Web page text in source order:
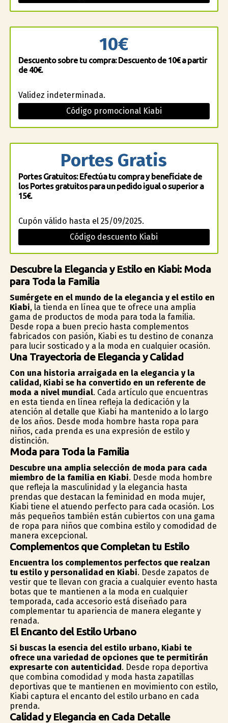
10€
Descuento sobre tu compra: Descuento de 10€ a partir
de 40€.
Validez indeterminada.
Código promocional Kiabi
Portes Gratis
Portes Gratuitos: Efectúa tu compra y benefíciate de
los Portes gratuitos para un pedido igual o superior a
15€.
Cupón válido hasta el 25/09/2025.
Código descuento Kiabi
Descubre la Elegancia y Estilo en Kiabi: Moda
para Toda la Familia
Sumérgete en el mundo de la elegancia y el estilo en
Kiabi, la tienda en línea que te ofrece una amplia
gama de productos de moda para toda la familia.
Desde ropa a buen precio hasta complementos
fabricados con pasión, Kiabi es tu destino de confianza
para lucir sofisticado y a la moda en cualquier ocasión.
Una Trayectoria de Elegancia y Calidad
Con una historia arraigada en la elegancia y la
calidad, Kiabi se ha convertido en un referente de
moda a nivel mundial. Cada artículo que encuentras
en esta tienda en línea refleja la dedicación y la
atención al detalle que Kiabi ha mantenido a lo largo
de los años. Desde moda hombre hasta ropa para
niños, cada prenda es una expresión de estilo y
distinción.
Moda para Toda la Familia
Descubre una amplia selección de moda para cada
miembro de la familia en Kiabi. Desde moda hombre
que refleja la masculinidad y la elegancia hasta
prendas que destacan la feminidad en moda mujer,
Kiabi tiene el atuendo perfecto para cada ocasión. Los
más pequeños también están cubiertos con una gama
de ropa para niños que combina estilo y comodidad de
manera excepcional.
Complementos que Completan tu Estilo
Encuentra los complementos perfectos que realzan
tu estilo y personalidad en Kiabi. Desde zapatos de
vestir que te llevan con gracia a cualquier evento hasta
botas que te mantienen a la moda en cualquier
temporada, cada accesorio está diseñado para
complementar tu apariencia de manera elegante y
refinada.
El Encanto del Estilo Urbano
Si buscas la esencia del estilo urbano, Kiabi te
ofrece una variedad de opciones que te permitirán
expresarte con autenticidad. Desde ropa deportiva
que combina comodidad y moda hasta zapatillas
deportivas que te mantienen en movimiento con estilo,
Kiabi captura el encanto del estilo urbano en cada
prenda.
Calidad y Elegancia en Cada Detalle